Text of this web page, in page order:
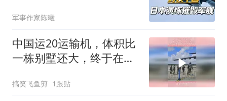
军事作家陈曦
中国运20运输机，体积比
一栋别墅还大，终于在美
搞笑飞鱼剪 1跟贴